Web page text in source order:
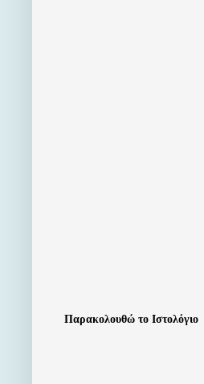
Παρακολουθώ το Ιστολόγιο